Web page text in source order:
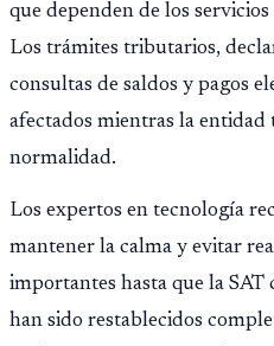
que dependen de los
Los trámites tributarios,
consultas de saldos y pagos
afectados mientras la entidad
normalidad.
Los expertos en tecnología
mantener la calma y evitar
importantes hasta que la SAT
han sido restablecidos